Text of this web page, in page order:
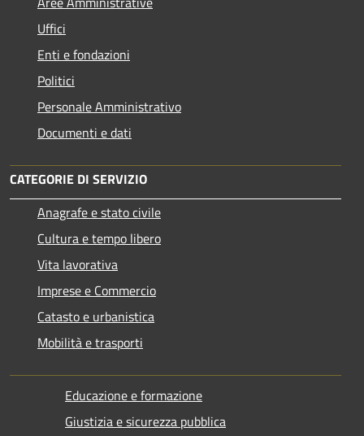
Uffici
Enti e fondazioni
Politici
Personale Amministrativo
Documenti e dati
CATEGORIE DI SERVIZIO
Anagrafe e stato civile
Cultura e tempo libero
Vita lavorativa
Imprese e Commercio
Catasto e urbanistica
Mobilità e trasporti
Educazione e formazione
Giustizia e sicurezza pubblica